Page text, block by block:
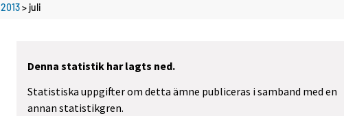
2013> juli
Denna statistik har lagts ned.
Statistiska uppgifter om detta ämne publiceras i samband med en
annan statistikgren.